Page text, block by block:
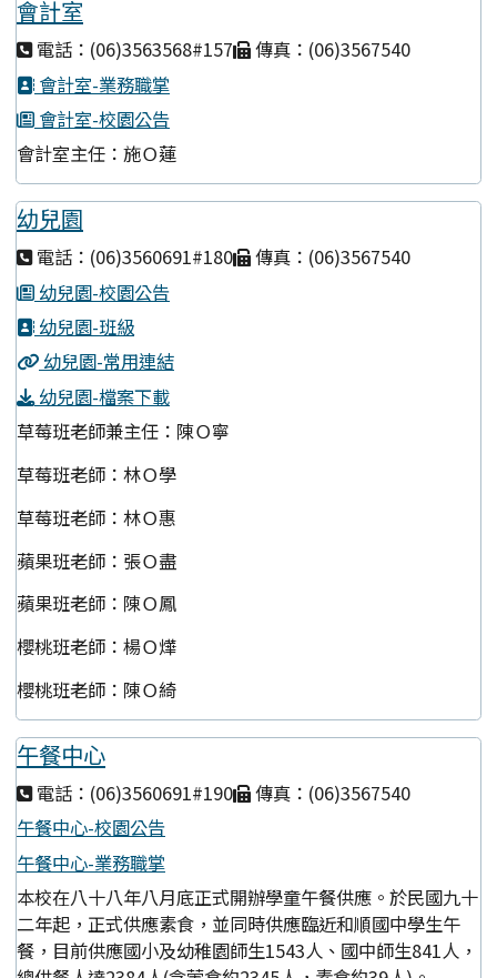
會計室
電話：(06)3563568#157
傳真：(06)3567540
會計室-業務職掌
會計室-校園公告
會計室主任：施Ｏ蓮
幼兒園
電話：(06)3560691#180
傳真：(06)3567540
幼兒園-校園公告
幼兒園-班級
幼兒園-常用連結
幼兒園-檔案下載
草莓班老師兼主任：陳Ｏ寧
草莓班老師：林Ｏ學
草莓班老師：林Ｏ惠
蘋果班老師：張Ｏ盡
蘋果班老師：陳Ｏ鳳
櫻桃班老師：楊Ｏ燁
櫻桃班老師：陳Ｏ綺
午餐中心
電話：(06)3560691#190
傳真：(06)3567540
午餐中心-校園公告
午餐中心-業務職掌
本校在八十八年八月底正式開辦學童午餐供應。於民國九十
二年起，正式供應素食，並同時供應臨近和順國中學生午
餐，目前供應國小及幼稚園師生1543人、國中師生841人，